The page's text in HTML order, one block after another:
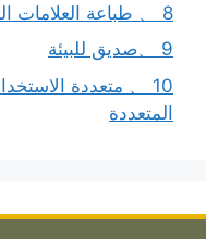
8 、 طباعة العلامات التجارية المخصصة
9 、صديق للبيئة
10 、 متعددة
المتعددة